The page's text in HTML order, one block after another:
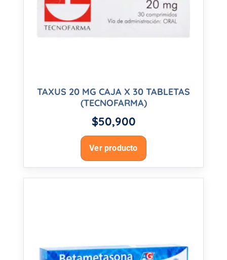
TAXUS 20 MG CAJA X 30 TABLETAS
(TECNOFARMA)
$50,900
Ver producto